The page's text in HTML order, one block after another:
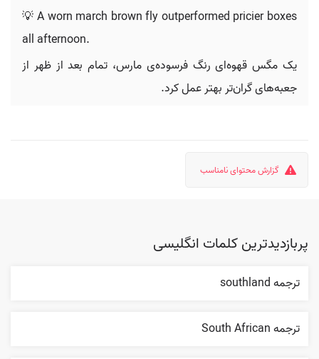
💡 A worn march brown fly outperformed pricier boxes
all afternoon.
یک مگس قهوه‌ای رنگ فرسوده‌ی مارس، تمام بعد از ظهر از
جعبه‌های گران‌تر بهتر عمل کرد.
گزارش محتوای نامناسب
پربازدیدترین کلمات انگلیسی
ترجمه southland
ترجمه South African